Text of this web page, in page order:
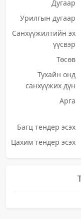
Дугаар
Урилгын дугаар
Санхүүжилтийн эх
үүсвэр
Төсөв
Тухайн онд
санхүүжих дүн
Арга
Багц тендер эсэх
Цахим тендер эсэх